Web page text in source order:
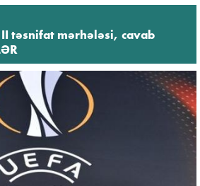
II təsnifat mərhələsi, cavab